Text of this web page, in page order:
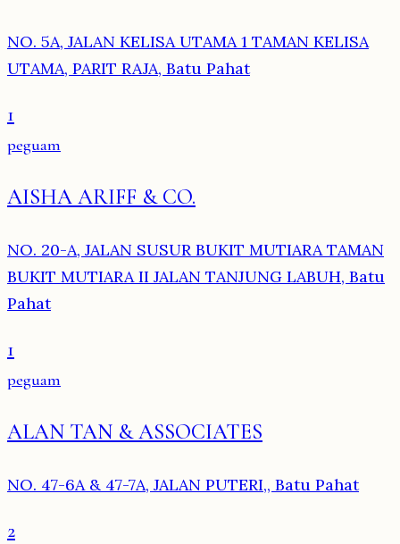
NO. 5A, JALAN KELISA UTAMA 1 TAMAN KELISA
UTAMA, PARIT RAJA, Batu Pahat
1
peguam
AISHA ARIFF & CO.
NO. 20-A, JALAN SUSUR BUKIT MUTIARA TAMAN
BUKIT MUTIARA II JALAN TANJUNG LABUH, Batu
Pahat
1
peguam
ALAN TAN & ASSOCIATES
NO. 47-6A & 47-7A, JALAN PUTERI,, Batu Pahat
2